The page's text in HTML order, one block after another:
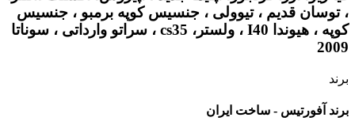
، توسان قدیم ، تیوولی ، جنسیس کوپه برمبو ، جنسیس
کوپه ، هیوندا I40 ، ولستر، cs35 ، سراتو وارداتی ، سوناتا
2009
برند
برند آفورتیس - ساخت ایران